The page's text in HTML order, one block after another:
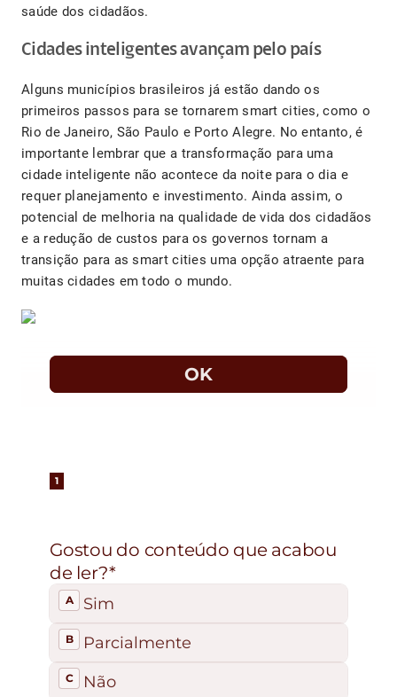
saúde dos cidadãos.
Cidades inteligentes avançam pelo país
Alguns municípios brasileiros já estão dando os
primeiros passos para se tornarem smart cities, como o
Rio de Janeiro, São Paulo e Porto Alegre. No entanto, é
importante lembrar que a transformação para uma
cidade inteligente não acontece da noite para o dia e
requer planejamento e investimento. Ainda assim, o
potencial de melhoria na qualidade de vida dos cidadãos
e a redução de custos para os governos tornam a
transição para as smart cities uma opção atraente para
muitas cidades em todo o mundo.